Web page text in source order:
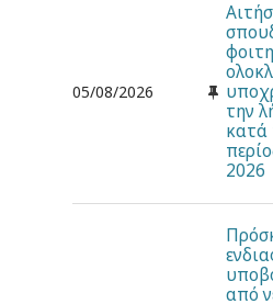
05/08/2026
την
κατά
2026
από